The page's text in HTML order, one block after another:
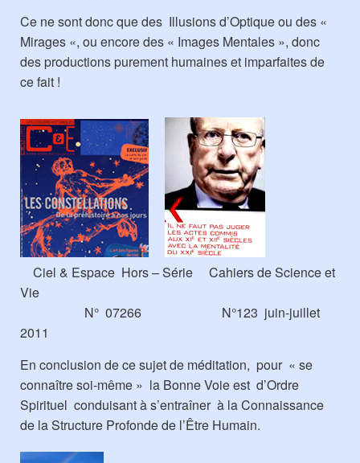
Ce ne sont donc que des Illusions d’Optique ou des «
Mirages «, ou encore des « Images Mentales », donc
des productions purement humaines et imparfaites de
ce fait !
Ciel & Espace Hors – Série Cahiers de Science et
Vie
N° 07266 N°123 juin-juillet
2011
En conclusion de ce sujet de méditation, pour « se
connaître soi-même » la Bonne Voie est d’Ordre
Spirituel conduisant à s’entraîner à la Connaissance
de la Structure Profonde de l’Être Humain.